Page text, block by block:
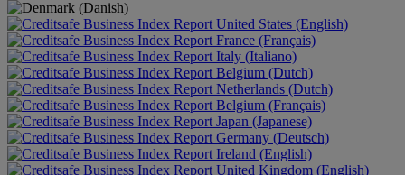
United States (English)
France (Français)
Italy (Italiano)
Belgium (Dutch)
Netherlands (Dutch)
Belgium (Français)
Japan (Japanese)
Germany (Deutsch)
Ireland (English)
United Kingdom (English)